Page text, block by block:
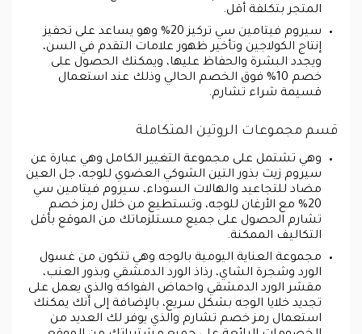
المتجر بتكلفة أقل.
سيروم فيتامين سي تركيز 20% وهو يساعد على تحفيز
إنتاج الكولاجين وتأخير ظهور علامات التقدم في السن،
ويجدد البشرة والحفاظ عليها، ويمكنك الحصول على
خصم 10% فوق الخصم الحالي وذلك عند استعمال
قسيمة شراء تشارم.
قسم مجموعات الروتين المتكاملة
وهي تشتمل على مجموعة التغيير الكامل وهي عبارة عن
سيروم زيت بذور التين الشوكي العضوي للوجه، جل العين
مضاد للتجاعيد والهالات السوداء، سيروم فيتامين سي
20% مع الأرغان للوجه، وتستطيع من خلال رمز خصم
تشارم الحصول على جميع مستلزماتك من الموقع بأقل
التكاليف الممكنة.
مجموعة العناية اليومية بالوجه وهي تتكون من غسول
الورد وشجرة الشاي، رذاذ الورد الدمشقي وبذور العنب،
مقشر الورد الدمشقي واحماض الفواكه والذي يعمل على
تجديد خلايا الوجه بشكل سريع، بالإضافة إلى أنك يمكنك
استعمال رمز خصم تشارم والذي يوفر لك العديد من